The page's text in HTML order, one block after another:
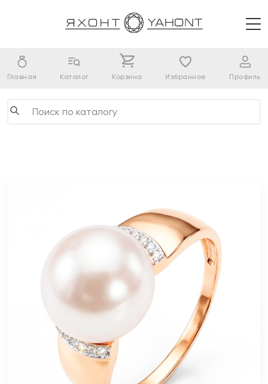
Главная Каталог Корзина Избранное Профиль